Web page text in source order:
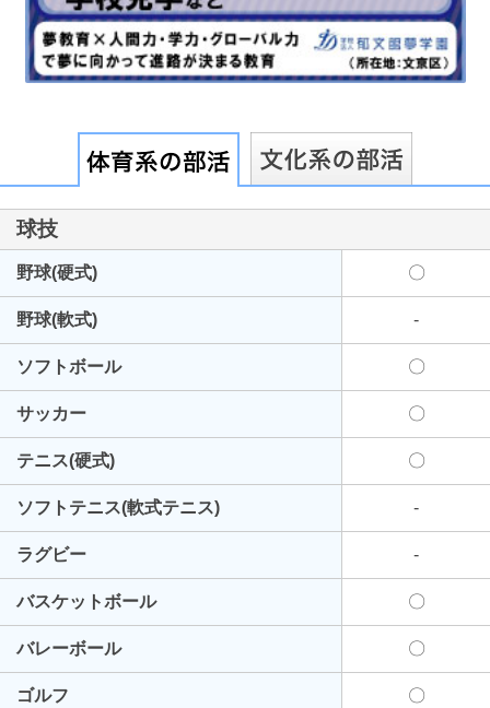
最近見た学校
埼玉栄高等学校
ブックマークした学校
ブックマークした学校はありません
球技
野球(硬式) 〇
野球(軟式) -
ソフトボール 〇
サッカー 〇
テニス(硬式) 〇
ソフトテニス(軟式テニス) -
ラグビー -
バスケットボール 〇
バレーボール 〇
ゴルフ 〇